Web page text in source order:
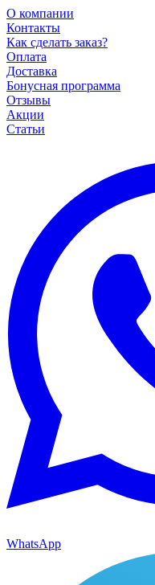
О компании
Контакты
Как сделать заказ?
Оплата
Доставка
Бонусная программа
Отзывы
Акции
Статьи
WhatsApp